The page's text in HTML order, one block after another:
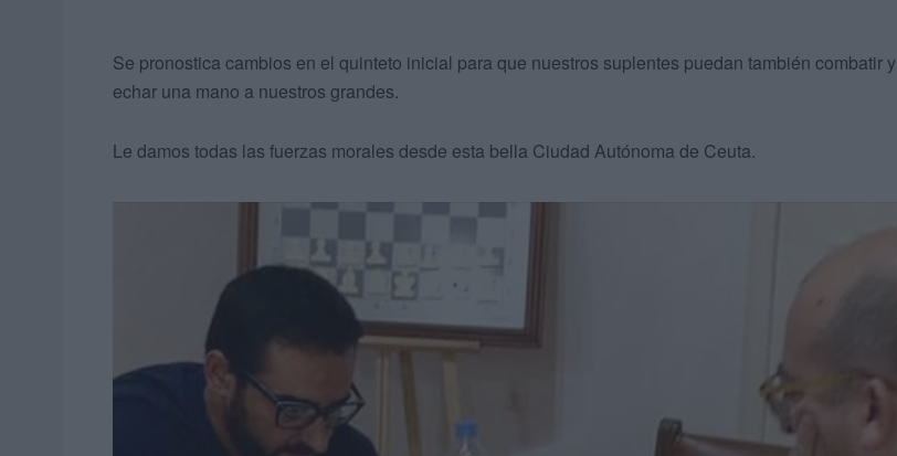
Se pronostica cambios en el quinteto inicial para que nuestros suplentes puedan también combatir y
echar una mano a nuestros grandes.
Le damos todas las fuerzas morales desde esta bella Ciudad Autónoma de Ceuta.